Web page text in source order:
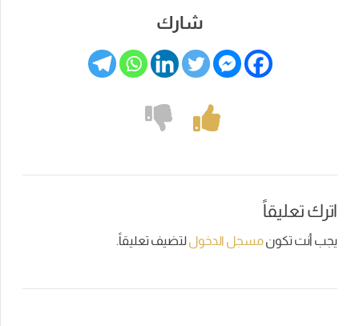
شارك
اترك تعليقاً
يجب أنت تكونمسجل الدخوللتضيف تعليقاً.